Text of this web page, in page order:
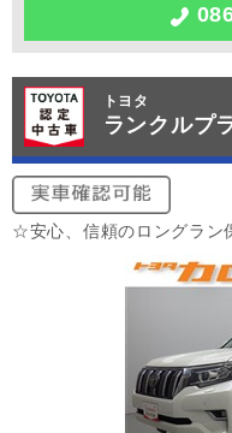
トヨタ
ランクルプ
☆安心、信頼のロングラン